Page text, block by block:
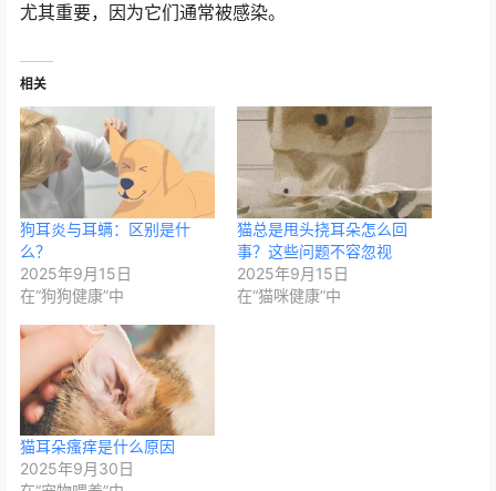
尤其重要，因为它们通常被感染。
相关
狗耳炎与耳螨：区别是什
么？
2025年9月15日
在“狗狗健康”中
猫总是甩头挠耳朵怎么回
事？这些问题不容忽视
2025年9月15日
在“猫咪健康”中
猫耳朵瘙痒是什么原因
2025年9月30日